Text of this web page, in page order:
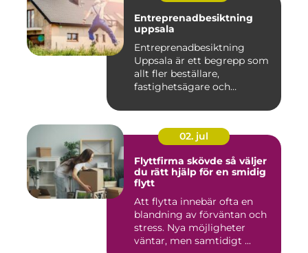
Entreprenadbesiktning
uppsala
Entreprenadbesiktning
Uppsala är ett begrepp som
allt fler beställare,
fastighetsägare och
02. jul
Flyttfirma skövde så väljer
du rätt hjälp för en smidig
flytt
Att flytta innebär ofta en
blandning av förväntan och
stress. Nya möjligheter
väntar, men samtidigt ...